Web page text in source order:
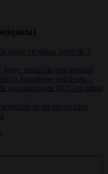
grave en niños. Serie de 3
reseña de esta entidad
Española» publicaba...
vacunación de BCG en niños
de un nuevo caso